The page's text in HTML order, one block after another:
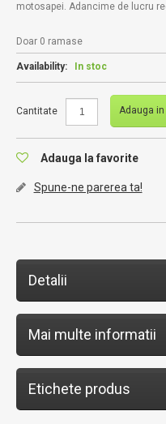
motosapei. Adancime de lucru
Doar 0 ramase
Availability: In stoc
Cantitate Adauga
Adauga la favorite
Spune-ne parerea ta!
Detalii
Mai multe informatii
Etichete produs